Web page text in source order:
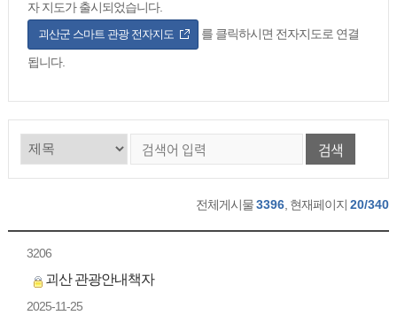
자 지도가 출시되었습니다.
괴산군 스마트 관광 전자지도 를 클릭하시면 전자지도로 연결
됩니다.
검색
전체게시물3396 , 현재페이지20/340
3206
괴산 관광안내책자
2025-11-25